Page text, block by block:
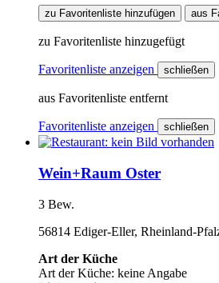
zu Favoritenliste hinzufügen aus
zu Favoritenliste hinzugefügt
Favoritenliste anzeigen schließen
aus Favoritenliste entfernt
Favoritenliste anzeigen schließen
Wein+Raum Oster
3 Bew.
56814 Ediger-Eller, Rheinland-
Art der Küche
Art der Küche: keine Angabe